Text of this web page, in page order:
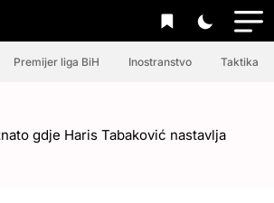
Premijer liga BiH Inostranstvo Taktika
gdje Haris Tabaković nastavlja